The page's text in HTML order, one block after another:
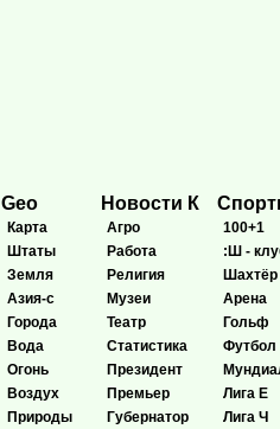
Geo
Карта
Штаты
Земля
Азия-с
Города
Вода
Огонь
Воздух
Природы
Новости К
Агро
Работа
Религия
Музеи
Театр
Статистика
Президент
Премьер
Губернатор
100+1
:Ш -
Шахтёр
Арена
Гольф
Футбол
Лига Е
Лига Ч